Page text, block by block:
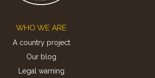
WHO WE ARE
A country project
Our blog
Legal warning